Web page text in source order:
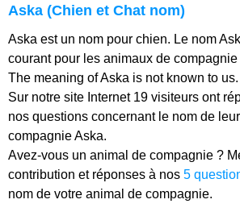
Aska (Chien et Chat nom)
Aska est un nom pour chien. Le nom
courant pour les animaux de compagnie
The meaning of Aska is not known to us.
Sur notre site Internet 19 visiteurs ont
nos questions concernant le nom de
compagnie Aska.
Avez-vous un animal de compagnie ?
contribution et réponses à nos 5
nom de votre animal de compagnie.